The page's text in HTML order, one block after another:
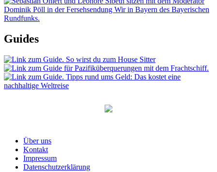
Guides
Über uns
Kontakt
Impressum
Datenschutzerklärung